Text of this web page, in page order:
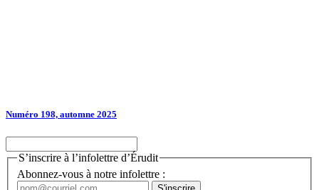
Numéro 198, automne 2025
S’inscrire à l’infolettre d’Érudit
Abonnez-vous à notre infolettre :